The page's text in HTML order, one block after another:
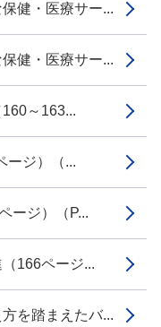
健・医療サー...
健・医療サー...
～163...
ージ）（...
ージ）（P...
166ページ...
を踏まえたバ...